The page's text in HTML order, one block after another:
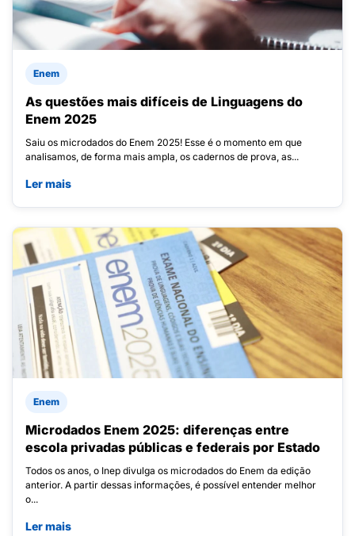
Enem
As questões mais difíceis de Linguagens do
Enem 2025
Saiu os microdados do Enem 2025! Esse é o momento em que
analisamos, de forma mais ampla, os cadernos de prova, as...
Ler mais
Enem
Microdados Enem 2025: diferenças entre
escola privadas públicas e federais por Estado
Todos os anos, o Inep divulga os microdados do Enem da edição
anterior. A partir dessas informações, é possível entender melhor
o...
Ler mais